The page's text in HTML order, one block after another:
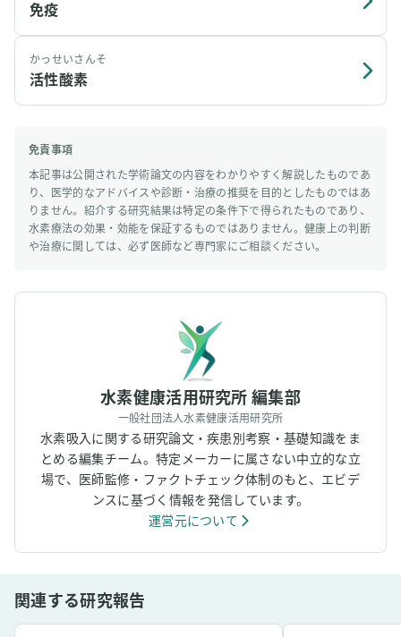
免疫
かっせいさんそ
活性酸素
免責事項
本記事は公開された学術論文の内容をわかりやすく解説したものであ
り、医学的なアドバイスや診断・治療の推奨を目的としたものではあ
りません。紹介する研究結果は特定の条件下で得られたものであり、
水素療法の効果・効能を保証するものではありません。健康上の判断
や治療に関しては、必ず医師など専門家にご相談ください。
水素健康活用研究所 編集部
一般社団法人水素健康活用研究所
水素吸入に関する研究論文・疾患別考察・基礎知識をま
とめる編集チーム。特定メーカーに属さない中立的な立
場で、医師監修・ファクトチェック体制のもと、エビデ
ンスに基づく情報を発信しています。
運営元について
関連する研究報告